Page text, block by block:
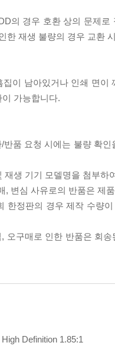
의 경우 호환 상의 문제
한 재생 불량의 경우 교환
집이 남아있거나 인쇄 면
가능합니다.
반품 요청 시에는 불량 확
재생 기기 모델명을 첨부하
, 변심 사유로의 반품은 제
한정판의 경우 제작 수량
오구매로 인한 반품은 회
Definition 1.85:1